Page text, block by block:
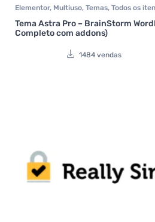
Elementor, Multiuso, Temas, Todos os
Tema Astra Pro – BrainStorm
Completo com addons)
1484 vendas